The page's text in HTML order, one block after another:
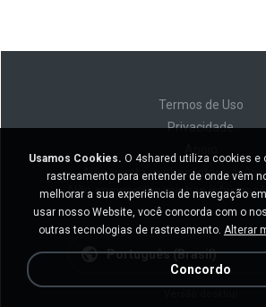
Termos de Uso
Privacidade
Não venda minhas
Não compartilhe minhas
Português (Brasil)
Usamos Cookies. O 4shared utiliza cookies e
rastreamento para entender de onde vêm
melhorar a sua experiência de navegação
usar nosso Website, você concorda com o
outras tecnologias de rastreamento. Alterar
Concordo